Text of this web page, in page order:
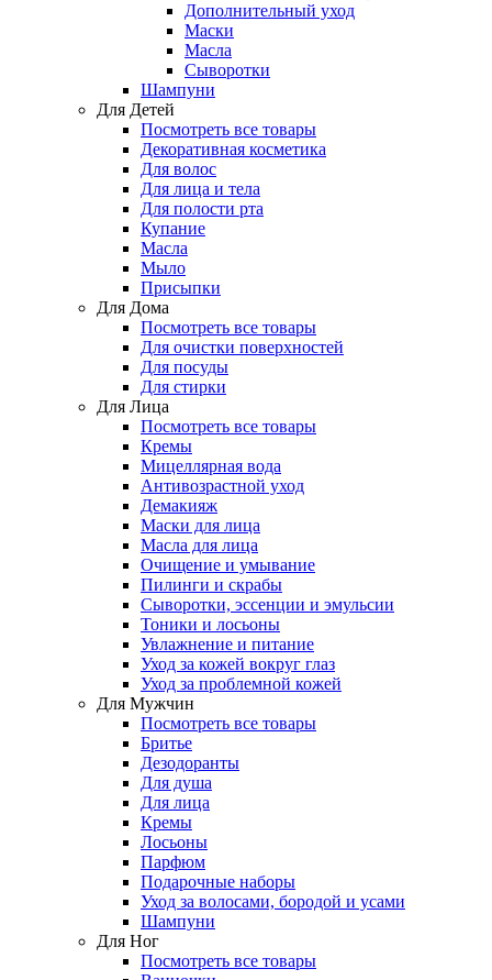
Дополнительный уход
Маски
Масла
Сыворотки
Шампуни
Для Детей
Посмотреть все товары
Декоративная косметика
Для волос
Для лица и тела
Для полости рта
Купание
Масла
Мыло
Присыпки
Для Дома
Посмотреть все товары
Для очистки поверхностей
Для посуды
Для стирки
Для Лица
Посмотреть все товары
Кремы
Мицеллярная вода
Антивозрастной уход
Демакияж
Маски для лица
Масла для лица
Очищение и умывание
Пилинги и скрабы
Сыворотки, эссенции и эмульсии
Тоники и лосьоны
Увлажнение и питание
Уход за кожей вокруг глаз
Уход за проблемной кожей
Для Мужчин
Посмотреть все товары
Бритье
Дезодоранты
Для душа
Для лица
Кремы
Лосьоны
Парфюм
Подарочные наборы
Уход за волосами, бородой и усами
Шампуни
Для Ног
Посмотреть все товары